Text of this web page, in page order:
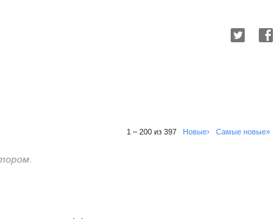
1 – 200 из 397 Новые› Самые новые»